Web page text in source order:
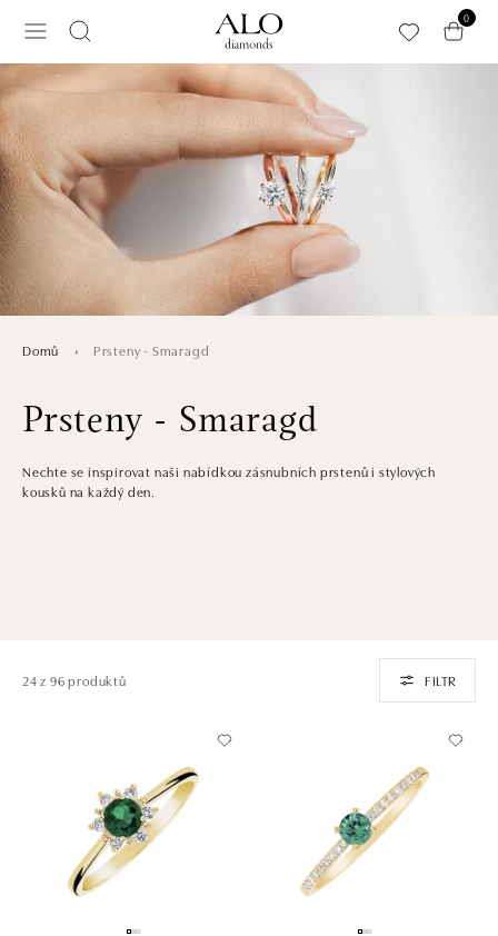
0
Domů Prsteny - Smaragd
Prsteny - Smaragd
Nechte se inspirovat naši nabídkou zásnubních prstenů i stylových
kousků na každý den.
24 z 96 produktů FILTR